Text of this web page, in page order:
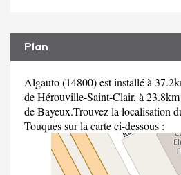
Plan
Algauto (14800) est installé à
de Hérouville-Saint-Clair, à
de Bayeux.Trouvez la localisation
Touques sur la carte ci-dessous :